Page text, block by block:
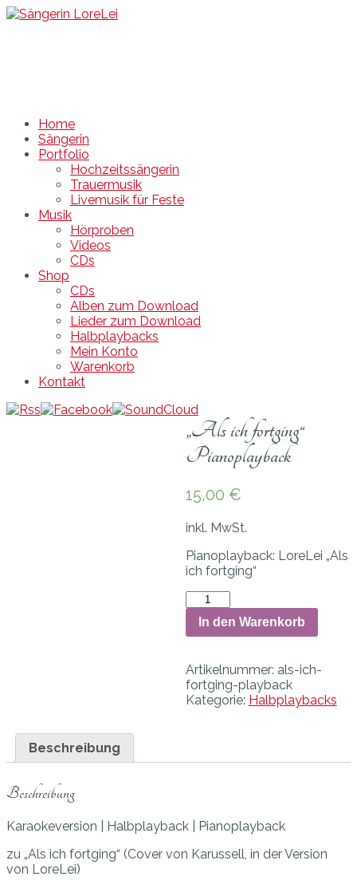
Home
Sängerin
Portfolio
Hochzeitssängerin
Trauermusik
Livemusik für Feste
Musik
Hörproben
Videos
CDs
Shop
CDs
Alben zum Download
Lieder zum Download
Halbplaybacks
Mein Konto
Warenkorb
Kontakt
„Als ich fortging“
Pianoplayback
15,00 €
inkl. MwSt.
Pianoplayback: LoreLei „Als
ich fortging“
Anzahl
In den Warenkorb
Artikelnummer: als-ich-
fortging-playback
Kategorie: Halbplaybacks
Beschreibung
Beschreibung
Karaokeversion | Halbplayback | Pianoplayback
zu „Als ich fortging“ (Cover von Karussell, in der Version
von LoreLei)